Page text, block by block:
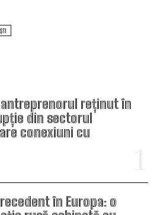
reținut în
din sectorul
conexiuni cu
în Europa: o